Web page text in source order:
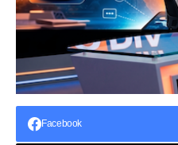
Facebook